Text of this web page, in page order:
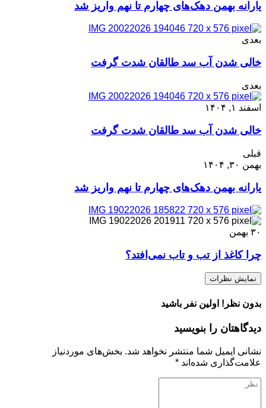
یارانه بهمن دهک‌های چهارم تا نهم واریز شد
بعدی
خالی شدن آب سد طالقان شدت گرفت
بعدی
اسفند ۱, ۱۴۰۴
خالی شدن آب سد طالقان شدت گرفت
قبلی
بهمن ۳۰, ۱۴۰۴
یارانه بهمن دهک‌های چهارم تا نهم واریز شد
۳۰ بهمن
چرا کاغذ از تب و تاب نمی‌افتد؟
نمایش نظرات
بدون نظر! اولین نفر باشید
دیدگاهتان را بنویسید
نشانی ایمیل شما منتشر نخواهد شد. بخش‌های موردنیاز
علامت‌گذاری شده‌اند *